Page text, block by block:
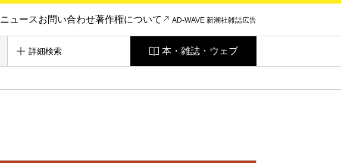
ニュースお問い合わせ著作権について AD-WAVE 新潮社雑誌広告
詳細検索 本・雑誌・ウェブ